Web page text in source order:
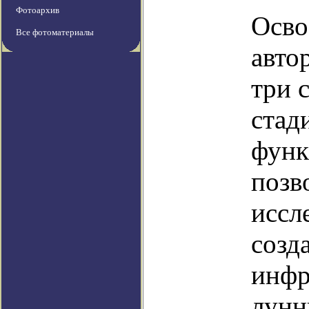
Фотоархив
Все фотоматериалы
три